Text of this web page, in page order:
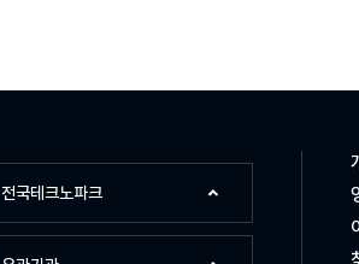
전국테크노파크